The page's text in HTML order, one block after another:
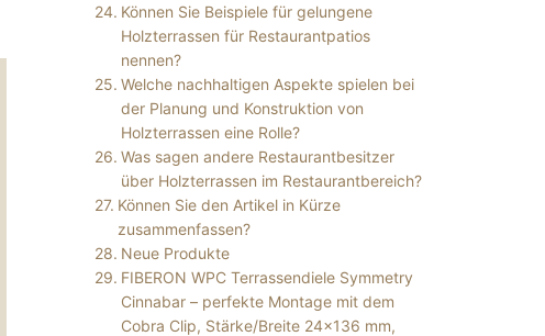
Können Sie Beispiele für gelungene
Holzterrassen für Restaurantpatios
nennen?
Welche nachhaltigen Aspekte spielen bei
der Planung und Konstruktion von
Holzterrassen eine Rolle?
Was sagen andere Restaurantbesitzer
über Holzterrassen im Restaurantbereich?
Können Sie den Artikel in Kürze
zusammenfassen?
Neue Produkte
FIBERON WPC Terrassendiele Symmetry
Cinnabar – perfekte Montage mit dem
Cobra Clip, Stärke/Breite 24×136 mm,